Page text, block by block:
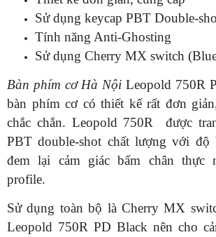
Sử dụng keycap PBT Double-
Tính năng Anti-Ghosting
Sử dụng Cherry MX switch
Bàn phím cơ Hà Nội Leopold 750R
bàn phím cơ có thiết kế rất đơn
chắc chắn. Leopold 750R được
PBT double-shot chất lượng với độ
đem lại cảm giác bấm chân thực
profile.
Sử dụng toàn bộ là Cherry MX
Leopold 750R PD Black nên cho